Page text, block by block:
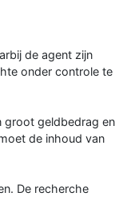
de agent zijn
onder controle te
groot geldbedrag en
de inhoud van
De recherche